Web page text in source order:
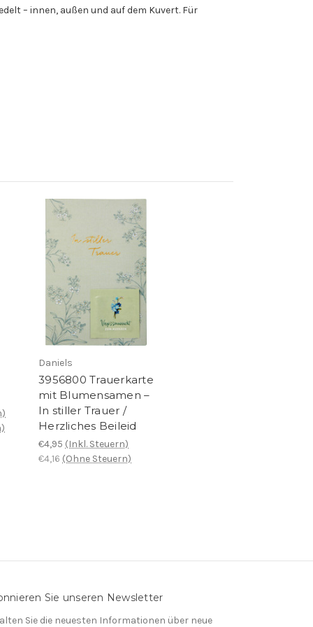
– innen, außen und auf dem Kuvert. Für
Daniels
3956800 Trauerkarte
mit Blumensamen –
In stiller Trauer /
Herzliches Beileid
€4,95 (Inkl. Steuern)
€4,16 (Ohne Steuern)
Sie unseren Newsletter
Sie die neuesten Informationen über neue